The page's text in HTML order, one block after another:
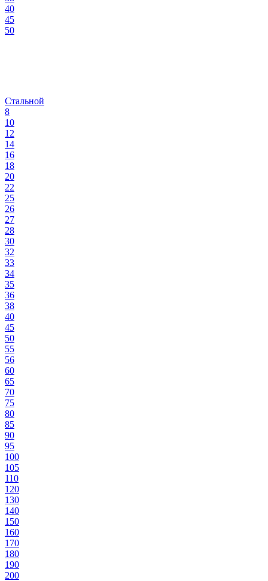
40
45
50
Стальной
8
10
12
14
16
18
20
22
25
26
27
28
30
32
33
34
35
36
38
40
45
50
55
56
60
65
70
75
80
85
90
95
100
105
110
120
130
140
150
160
170
180
190
200